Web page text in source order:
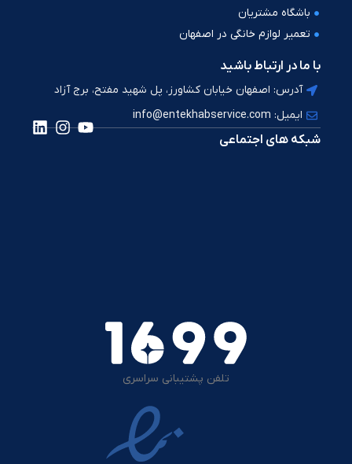
باشگاه مشتریان
تعمیر لوازم خانگی در اصفهان
با ما در ارتباط باشید
آدرس: اصفهان خیابان کشاورز، پل شهید مفتح، برج آزاد
ایمیل: info@entekhabservice.com
شبکه های اجتماعی
تلفن پشتیبانی سراسری